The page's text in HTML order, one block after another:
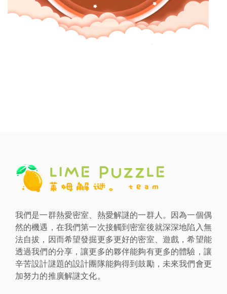
我們是一群熱愛密室、熱愛解謎的一群人。因為一個偶
然的機遇，在我們第一次接觸到密室後就深深地陷入無
法自拔，因而希望發掘更多更好的密室、遊戲，希望能
透過我們的分享，讓更多的夥伴能夠有更多的體驗，讓
辛苦設計謎題的設計團隊能夠得到鼓勵，未來我們會更
加努力的推廣解謎文化。